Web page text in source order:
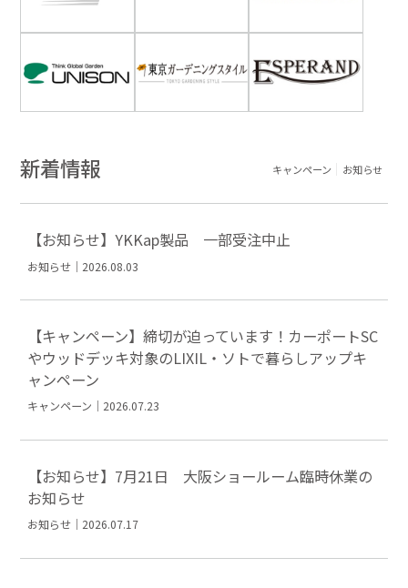
新着情報 キャンペーン お知らせ
【お知らせ】YKKap製品 一部受注中止
お知らせ｜2026.08.03
【キャンペーン】締切が迫っています！カーポートSC
やウッドデッキ対象のLIXIL・ソトで暮らしアップキ
ャンペーン
キャンペーン｜2026.07.23
【お知らせ】7月21日 大阪ショールーム臨時休業の
お知らせ
お知らせ｜2026.07.17